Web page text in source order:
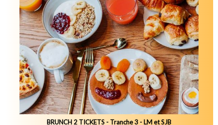
BRUNCH 2 TICKETS - Tranche 3 - LM et SJB